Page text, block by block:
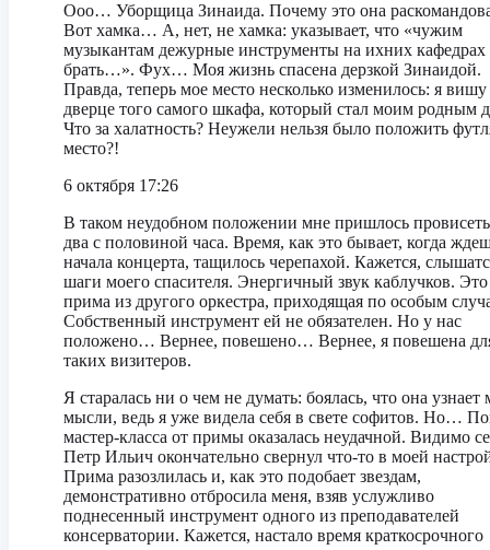
Ооо… Уборщица Зинаида. Почему это она
Вот хамка… А, нет, не хамка: указывает, что «чужим
музыкантам дежурные инструменты на ихних кафедрах
брать…». Фух… Моя жизнь спасена дерзкой Зинаидой.
Правда, теперь мое место несколько изменилось: я вишу
дверце того самого шкафа, который стал моим родным
Что за халатность? Неужели нельзя было положить
место?!
6 октября 17:26
В таком неудобном положении мне пришлось
два с половиной часа. Время, как это бывает, когда
начала концерта, тащилось черепахой. Кажется,
шаги моего спасителя. Энергичный звук каблучков. Это
прима из другого оркестра, приходящая по особым
Собственный инструмент ей не обязателен. Но у нас
положено… Вернее, повешено… Вернее, я повешена
таких визитеров.
Я старалась ни о чем не думать: боялась, что она узнает
мысли, ведь я уже видела себя в свете софитов. Но…
мастер-класса от примы оказалась неудачной. Видимо
Петр Ильич окончательно свернул что-то в моей
Прима разозлилась и, как это подобает звездам,
демонстративно отбросила меня, взяв услужливо
поднесенный инструмент одного из преподавателей
консерватории. Кажется, настало время краткосрочного